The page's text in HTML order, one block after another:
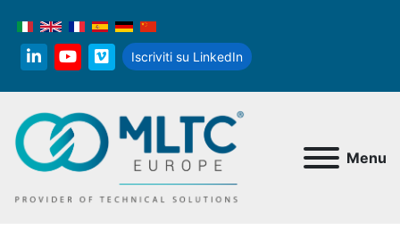
linkedinyoutube
vimeo
Iscriviti su LinkedIn
Menu